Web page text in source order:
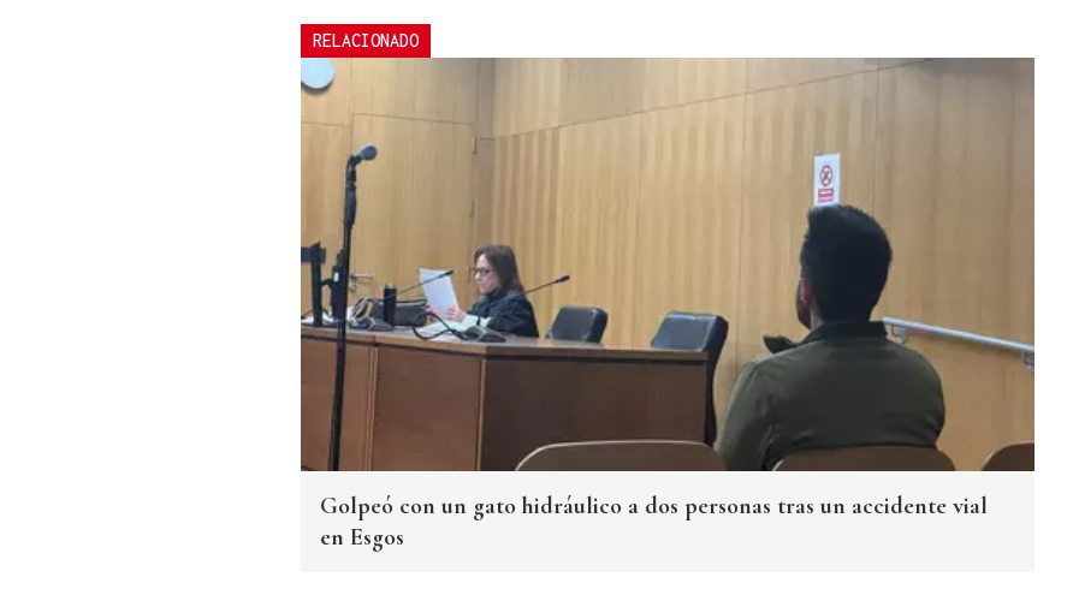
RELACIONADO
Golpeó con un gato hidráulico a dos personas tras un accidente vial
en Esgos